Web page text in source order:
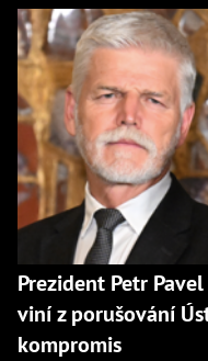
Prezident Petr
viní z porušování
kompromis